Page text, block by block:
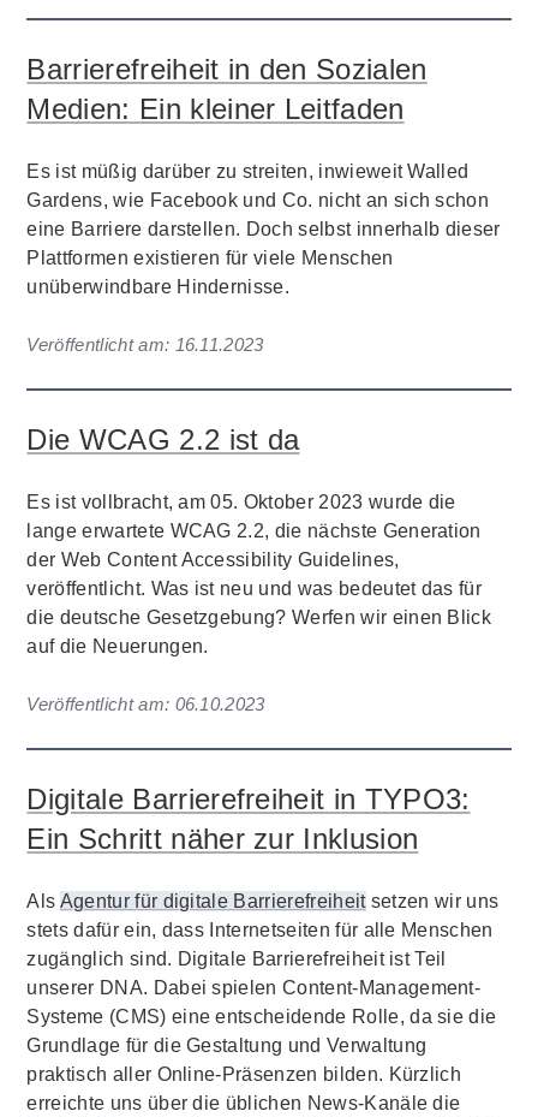
Barrierefreiheit in den Sozialen
Medien: Ein kleiner Leitfaden
Es ist müßig darüber zu streiten, inwieweit Walled
Gardens, wie Facebook und Co. nicht an sich schon
eine Barriere darstellen. Doch selbst innerhalb dieser
Plattformen existieren für viele Menschen
unüberwindbare Hindernisse.
Veröffentlicht am: 16.11.2023
Die WCAG 2.2 ist da
Es ist vollbracht, am 05. Oktober 2023 wurde die
lange erwartete WCAG 2.2, die nächste Generation
der Web Content Accessibility Guidelines,
veröffentlicht. Was ist neu und was bedeutet das für
die deutsche Gesetzgebung? Werfen wir einen Blick
auf die Neuerungen.
Veröffentlicht am: 06.10.2023
Digitale Barrierefreiheit in TYPO3:
Ein Schritt näher zur Inklusion
Als Agentur für digitale Barrierefreiheitsetzen wir uns
stets dafür ein, dass Internetseiten für alle Menschen
zugänglich sind. Digitale Barrierefreiheit ist Teil
unserer DNA. Dabei spielen Content-Management-
Systeme (CMS) eine entscheidende Rolle, da sie die
Grundlage für die Gestaltung und Verwaltung
praktisch aller Online-Präsenzen bilden. Kürzlich
erreichte uns über die üblichen News-Kanäle die